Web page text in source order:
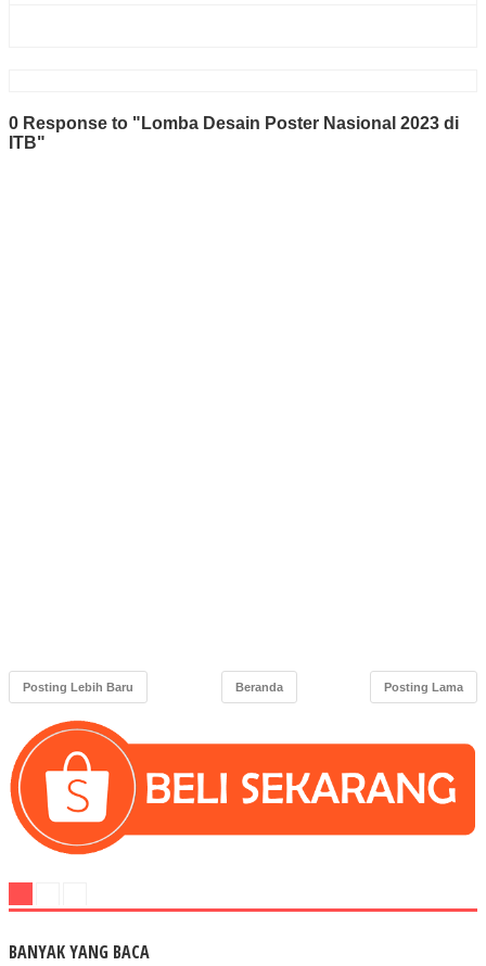
0 Response to "Lomba Desain Poster Nasional 2023 di
ITB"
Posting Lebih Baru Posting Lama
Beranda
BANYAK YANG BACA